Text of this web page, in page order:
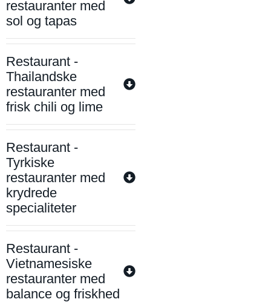
restauranter med
sol og tapas
Restaurant -
Thailandske
restauranter med
frisk chili og lime
Restaurant -
Tyrkiske
restauranter med
krydrede
specialiteter
Restaurant -
Vietnamesiske
restauranter med
balance og friskhed